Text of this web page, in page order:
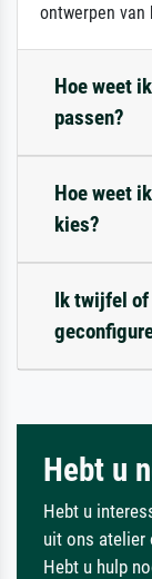
ontwerpen van
Hoe weet
passen?
Hoe weet
kies?
Ik twijfel of
Hebt u
Hebt u
uit ons atelier
Hebt u hulp